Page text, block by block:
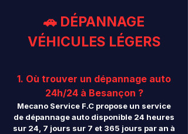
🚗 DÉPANNAGE
VÉHICULES LÉGERS
1. Où trouver un dépannage auto
24h/24 à Besançon ?
Mecano Service F.C propose un service
de dépannage auto disponible 24 heures
sur 24, 7 jours sur 7 et 365 jours par an à